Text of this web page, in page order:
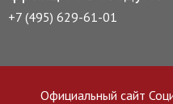
+7 (495) 629-61-01
Официальный сайт